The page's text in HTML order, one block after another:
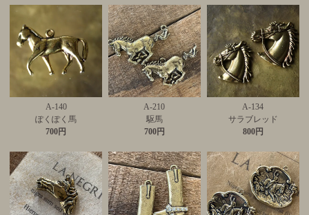
A-140
ぽくぽく馬
700円
A-210
駆馬
700円
A-134
サラブレッド
800円